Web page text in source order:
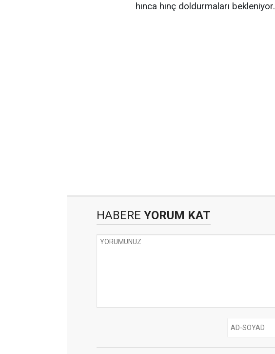
hınca hınç doldurmaları bekleniyor.
HABERE YORUM KAT